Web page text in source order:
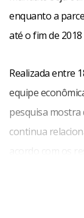
enquanto a
até o fim de
Realizada entre
equipe
pesquisa
continua
acordo com os
tributária,
repetem há três